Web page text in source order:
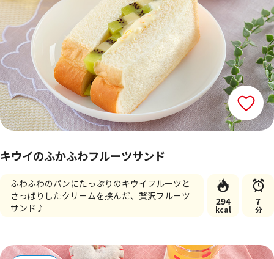
キウイのふかふわフルーツサンド
ふわふわのパンにたっぷりのキウイフルーツと
さっぱりしたクリームを挟んだ、贅沢フルーツ
サンド♪
294
kcal
7
分